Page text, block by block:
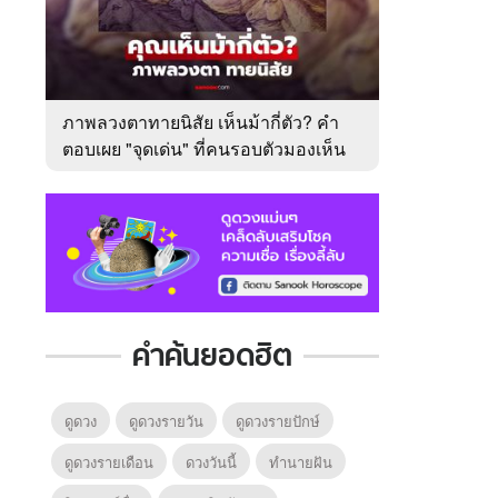
ภาพลวงตาทายนิสัย เห็นม้ากี่ตัว? คำ
ตอบเผย "จุดเด่น" ที่คนรอบตัวมองเห็น
คำค้นยอดฮิต
ดูดวง ดูดวงรายวัน
ดูดวงรายปักษ์
ดูดวงรายเดือน
ดวงวันนี้
ทํานายฝัน